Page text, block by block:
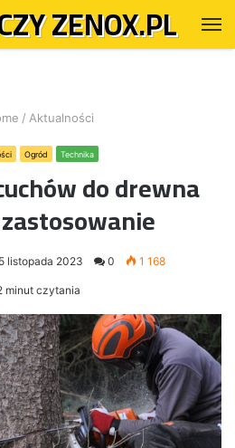
ZENOX.PL
/ Aktualności
Ogród Technika
do drewna
listopada 2023 0 1 168
minut czytania